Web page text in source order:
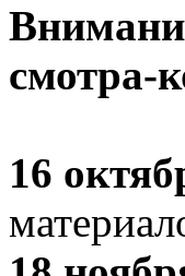
смотра-
16